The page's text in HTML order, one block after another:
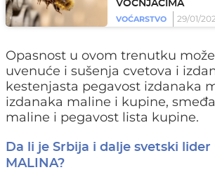
VOĆNJACIMA
VOĆARSTVO
29/01/
Opasnost u ovom trenutku
uvenuće i sušenja cvetova i
kestenjasta pegavost izdanaka
izdanaka maline i kupine,
maline i pegavost lista kupine.
Da li je Srbija i dalje svetski lider
MALINA?